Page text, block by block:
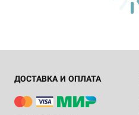
ДОСТАВКА И ОПЛАТА